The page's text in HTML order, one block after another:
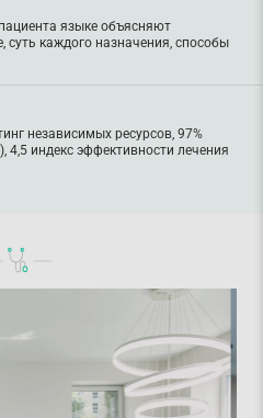
языке объясняют
каждого назначения, способы
независимых ресурсов, 97%
4,5 индекс эффективности лечения